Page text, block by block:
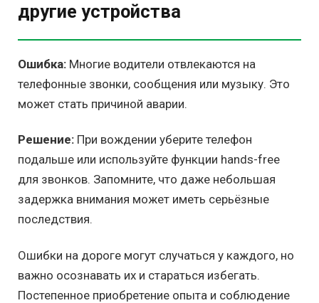
другие устройства
Ошибка: Многие водители отвлекаются на
телефонные звонки, сообщения или музыку. Это
может стать причиной аварии.
Решение: При вождении уберите телефон
подальше или используйте функции hands-free
для звонков. Запомните, что даже небольшая
задержка внимания может иметь серьёзные
последствия.
Ошибки на дороге могут случаться у каждого, но
важно осознавать их и стараться избегать.
Постепенное приобретение опыта и соблюдение